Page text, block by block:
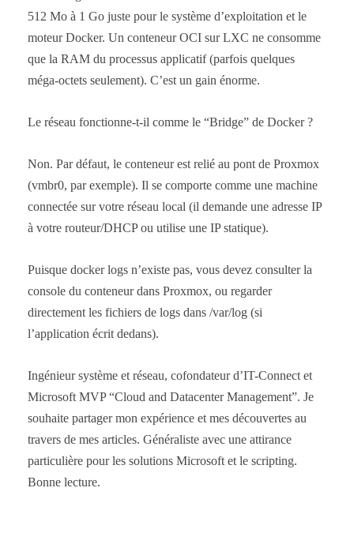
512 Mo à 1 Go juste pour le système d’exploitation et le
moteur Docker. Un conteneur OCI sur LXC ne consomme
que la RAM du processus applicatif (parfois quelques
méga-octets seulement). C’est un gain énorme.
Le réseau fonctionne-t-il comme le “Bridge” de Docker ?
Non. Par défaut, le conteneur est relié au pont de Proxmox
(vmbr0, par exemple). Il se comporte comme une machine
connectée sur votre réseau local (il demande une adresse IP
à votre routeur/DHCP ou utilise une IP statique).
Puisque docker logs n’existe pas, vous devez consulter la
console du conteneur dans Proxmox, ou regarder
directement les fichiers de logs dans /var/log (si
l’application écrit dedans).
Ingénieur système et réseau, cofondateur d’IT-Connect et
Microsoft MVP “Cloud and Datacenter Management”. Je
souhaite partager mon expérience et mes découvertes au
travers de mes articles. Généraliste avec une attirance
particulière pour les solutions Microsoft et le scripting.
Bonne lecture.